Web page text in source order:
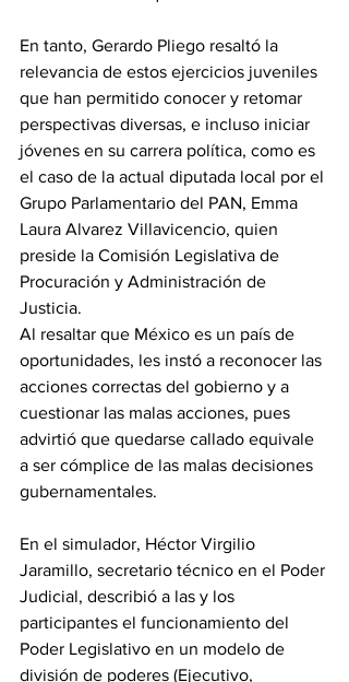
En tanto, Gerardo Pliego resaltó la
relevancia de estos ejercicios juveniles
que han permitido conocer y retomar
perspectivas diversas, e incluso iniciar
jóvenes en su carrera política, como es
el caso de la actual diputada local por el
Grupo Parlamentario del PAN, Emma
Laura Alvarez Villavicencio, quien
preside la Comisión Legislativa de
Procuración y Administración de
Justicia.
Al resaltar que México es un país de
oportunidades, les instó a reconocer las
acciones correctas del gobierno y a
cuestionar las malas acciones, pues
advirtió que quedarse callado equivale
a ser cómplice de las malas decisiones
gubernamentales.
En el simulador, Héctor Virgilio
Jaramillo, secretario técnico en el Poder
Judicial, describió a las y los
participantes el funcionamiento del
Poder Legislativo en un modelo de
división de poderes (Ejecutivo,